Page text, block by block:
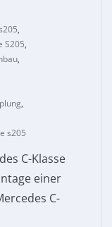
,
S205,
,
,
s205
C-Klasse
einer
C-